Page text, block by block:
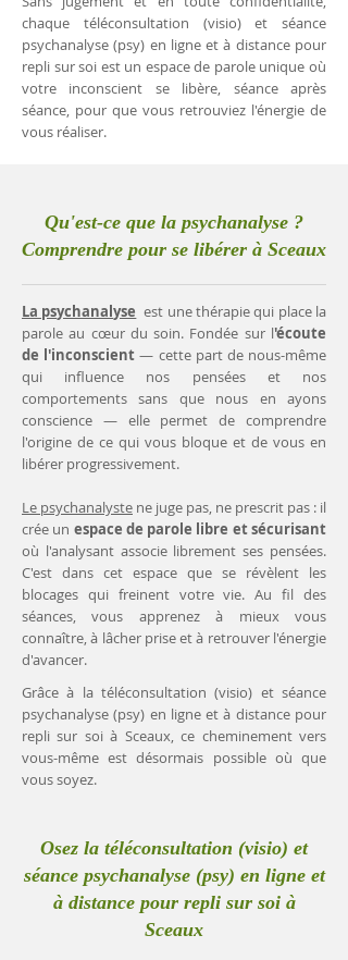
chaque téléconsultation (visio) et séance
psychanalyse (psy) en ligne et à distance pour
repli sur soi est un espace de parole unique où
votre inconscient se libère, séance après
séance, pour que vous retrouviez l'énergie de
vous réaliser.
Qu'est-ce que la psychanalyse ?
Comprendre pour se libérer à Sceaux
La psychanalyse est une thérapie qui place la
parole au cœur du soin. Fondée sur l'écoute
de l'inconscient— cette part de nous-même
qui influence nos pensées et nos
comportements sans que nous en ayons
conscience — elle permet de comprendre
l'origine de ce qui vous bloque et de vous en
libérer progressivement.
Le psychanalyste ne juge pas, ne prescrit pas : il
crée un espace de parole libre et sécurisant
où l'analysant associe librement ses pensées.
C'est dans cet espace que se révèlent les
blocages qui freinent votre vie. Au fil des
séances, vous apprenez à mieux vous
connaître, à lâcher prise et à retrouver l'énergie
d'avancer.
Grâce à la téléconsultation (visio) et séance
psychanalyse (psy) en ligne et à distance pour
repli sur soi à Sceaux, ce cheminement vers
vous-même est désormais possible où que
vous soyez.
Osez la téléconsultation (visio) et
séance psychanalyse (psy) en ligne et
à distance pour repli sur soi à
Sceaux